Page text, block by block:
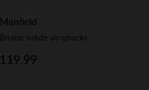
Manfield
Bruine suède slingbacks
119.99